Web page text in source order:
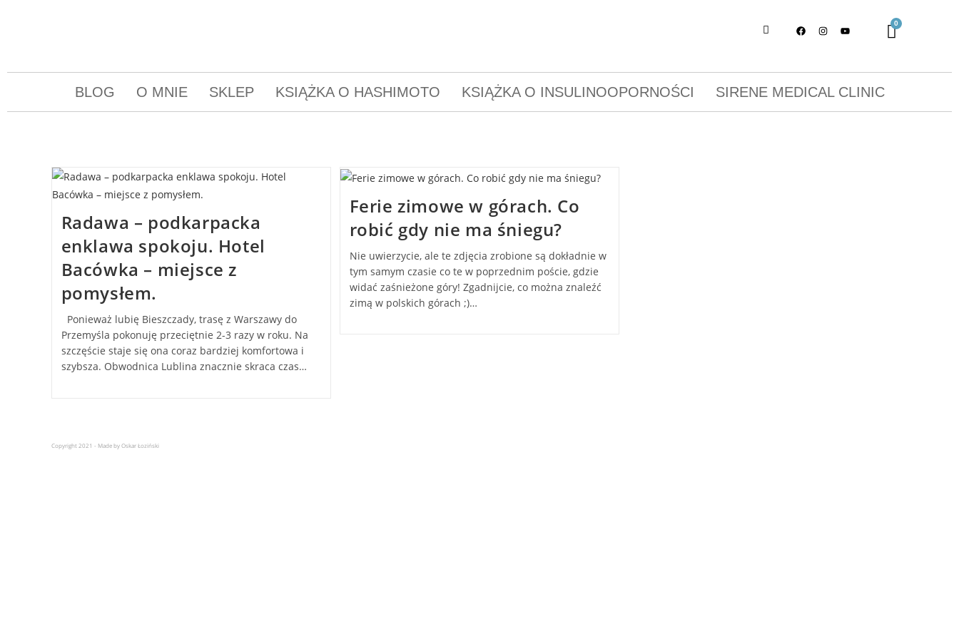
BLOG O MNIE SKLEP KSIĄŻKA O HASHIMOTO KSIĄŻKA O INSULINOOPORNOŚCI SIRENE MEDICAL CLINIC
Radawa – podkarpacka
enklawa spokoju. Hotel
Bacówka – miejsce z
pomysłem.
Ponieważ lubię Bieszczady, trasę z Warszawy do
Przemyśla pokonuję przeciętnie 2-3 razy w roku. Na
szczęście staje się ona coraz bardziej komfortowa i
szybsza. Obwodnica Lublina znacznie skraca czas…
Ferie zimowe w górach. Co
robić gdy nie ma śniegu?
Nie uwierzycie, ale te zdjęcia zrobione są dokładnie w
tym samym czasie co te w poprzednim poście, gdzie
widać zaśnieżone góry! Zgadnijcie, co można znaleźć
zimą w polskich górach ;)…
Copyright 2021 - Made by Oskar Łoziński